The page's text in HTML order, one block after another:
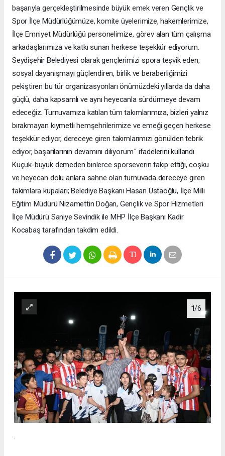
başarıyla gerçekleştirilmesinde büyük emek veren Gençlik ve
Spor İlçe Müdürlüğümüze, komite üyelerimize, hakemlerimize,
İlçe Emniyet Müdürlüğü personelimize, görev alan tüm çalışma
arkadaşlarımıza ve katkı sunan herkese teşekkür ediyorum.
Seydişehir Belediyesi olarak gençlerimizi spora teşvik eden,
sosyal dayanışmayı güçlendiren, birlik ve beraberliğimizi
pekiştiren bu tür organizasyonları önümüzdeki yıllarda da daha
güçlü, daha kapsamlı ve aynı heyecanla sürdürmeye devam
edeceğiz. Turnuvamıza katılan tüm takımlarımıza, bizleri yalnız
bırakmayan kıymetli hemşehrilerimize ve emeği geçen herkese
teşekkür ediyor, dereceye giren takımlarımızı gönülden tebrik
ediyor, başarılarının devamını diliyorum." ifadelerini kullandı.
Küçük-büyük demeden binlerce sporseverin takip ettiği, coşku
ve heyecan dolu anlara sahne olan turnuvada dereceye giren
takımlara kupaları; Belediye Başkanı Hasan Ustaoğlu, İlçe Milli
Eğitim Müdürü Nizamettin Doğan, Gençlik ve Spor Hizmetleri
İlçe Müdürü Saniye Sevindik ile MHP İlçe Başkanı Kadir
Kocabaş tarafından takdim edildi.
1/6